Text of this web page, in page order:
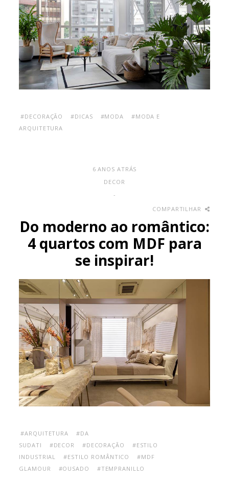
#DECORAÇÃO #DICAS #MODA
#MODA E
ARQUITETURA
6 ANOS ATRÁS
DECOR
-
COMPARTILHAR
Do moderno ao romântico:
4 quartos com MDF para
se inspirar!
#ARQUITETURA
#DA
SUDATI
#DECOR #DECORAÇÃO
#ESTILO
INDUSTRIAL
#ESTILO ROMÂNTICO
#MDF
GLAMOUR
#OUSADO #TEMPRANILLO